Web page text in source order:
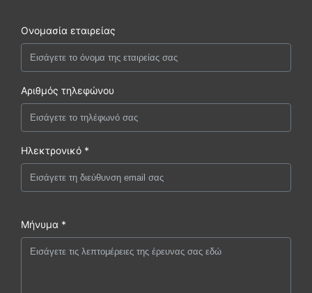
Ονομασία εταιρείας
Αριθμός τηλεφώνου
Ηλεκτρονικό *
Μήνυμα *